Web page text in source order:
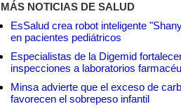
MÁS NOTICIAS DE SALUD
EsSalud crea robot inteligente
en pacientes pediátricos
Especialistas de la Digemid
inspecciones a laboratorios
Minsa advierte que el exceso de
favorecen el sobrepeso infantil